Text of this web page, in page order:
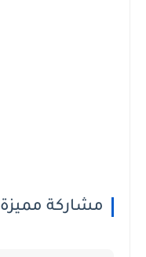
مشاركة مميزة